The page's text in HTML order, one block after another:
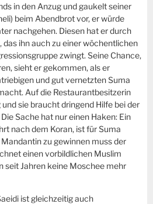
in den Anzug und gaukelt seiner
beim Abendbrot vor, er würde
nachgehen. Diesen hat er durch
ihn auch zu einer wöchentlichen
zwingt. Seine Chance,
sieht er gekommen, als er
und gut vernetzten Suma
Auf die Restaurantbesitzerin
sie braucht dringend Hilfe bei der
Sache hat nur einen Haken: Ein
nach dem Koran, ist für Suma
zu gewinnen muss der
einen vorbildlichen Muslim
seit Jahren keine Moschee mehr
ist gleichzeitig auch